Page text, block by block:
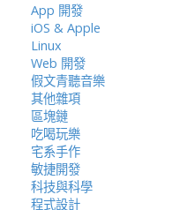
App 開發
iOS & Apple
Linux
Web 開發
假文青聽音樂
其他雜項
區塊鏈
吃喝玩樂
宅系手作
敏捷開發
科技與科學
程式設計